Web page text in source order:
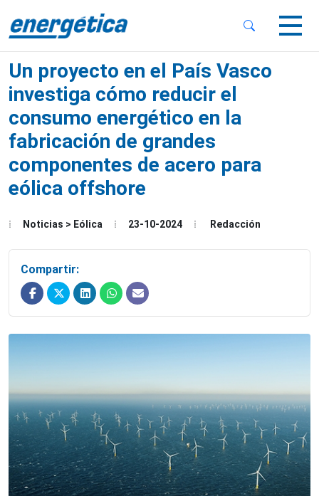
Menu
Menu
Un proyecto en el País Vasco
investiga cómo reducir el
consumo energético en la
fabricación de grandes
componentes de acero para
eólica offshore
Noticias > Eólica 23-10-2024 Redacción
Compartir: